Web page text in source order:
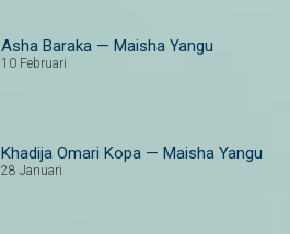
Asha Baraka — Maisha Yangu
10 Februari
Khadija Omari Kopa — Maisha Yangu
28 Januari